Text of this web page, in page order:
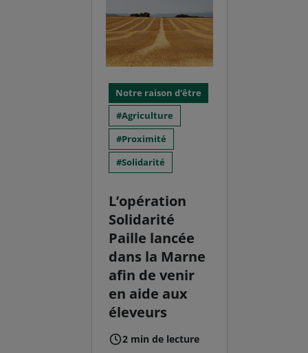
Notre raison d'être
Agriculture
Proximité
Solidarité
L’opération
Solidarité
Paille lancée
dans la Marne
afin de venir
en aide aux
éleveurs
2 min de lecture